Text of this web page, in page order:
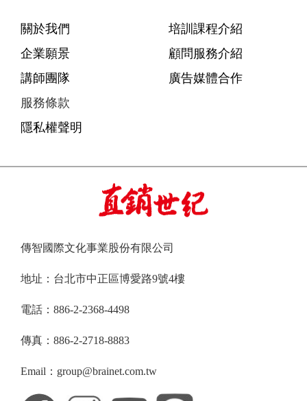
關於我們
企業願景
講師團隊
服務條款
隱私權聲明
培訓課程介紹
顧問服務介紹
廣告媒體合作
傳智國際文化事業股份有限公司
地址：台北市中正區博愛路9號4樓
電話：886-2-2368-4498
傳真：886-2-2718-8883
Email：group@brainet.com.tw